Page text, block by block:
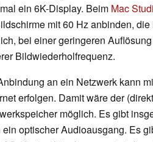
ein 6K-Display. Beim Mac
mit 60 Hz anbinden,
bei einer geringeren
Bildwiederholfrequenz.
an ein Netzwerk kann
erfolgen. Damit wäre der
möglich. Es gibt
ein optischer Audioausgang. Es